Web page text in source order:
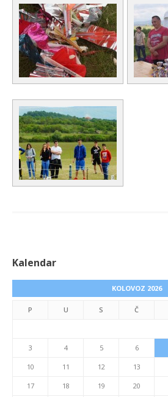
Kalendar
KOLOVOZ 2026
P U S Č
3 4 5 6
10 11 12 13
17 18 19 20